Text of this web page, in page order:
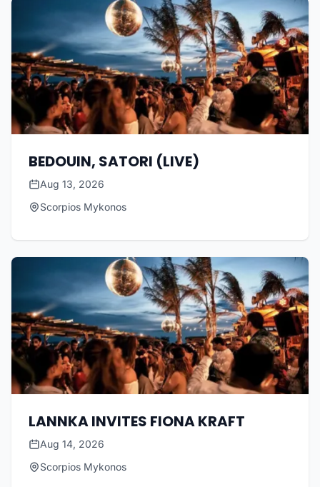
BEDOUIN, SATORI (LIVE)
Aug 13, 2026
Scorpios Mykonos
LANNKA INVITES FIONA KRAFT
Aug 14, 2026
Scorpios Mykonos